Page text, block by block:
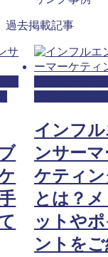
過去掲載記事
インフ
ンサーマ
ケティ
とは？メ
ットやポ
ントを